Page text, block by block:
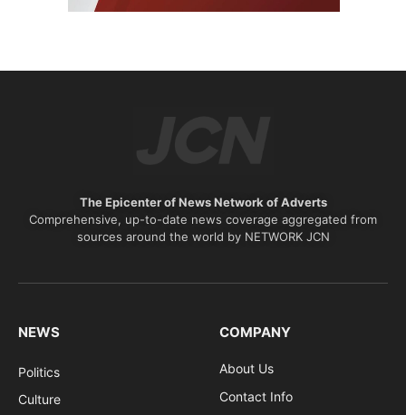
The Epicenter of News Network of Adverts
Comprehensive, up-to-date news coverage aggregated from
sources around the world by NETWORK JCN
NEWS
Politics
Culture
COMPANY
About Us
Contact Info